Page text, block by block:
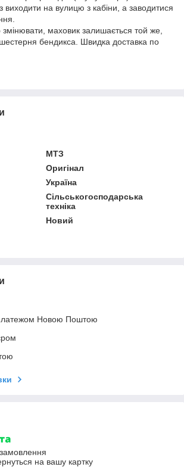
виходити на вулицю з кабіни, а заводитися
змінювати, маховик залишається той же,
шестерня бендикса. Швидка доставка по
МТЗ
Оригінал
Україна
Сільськогосподарська
техніка
Новий
Новою Поштою
на вашу картку